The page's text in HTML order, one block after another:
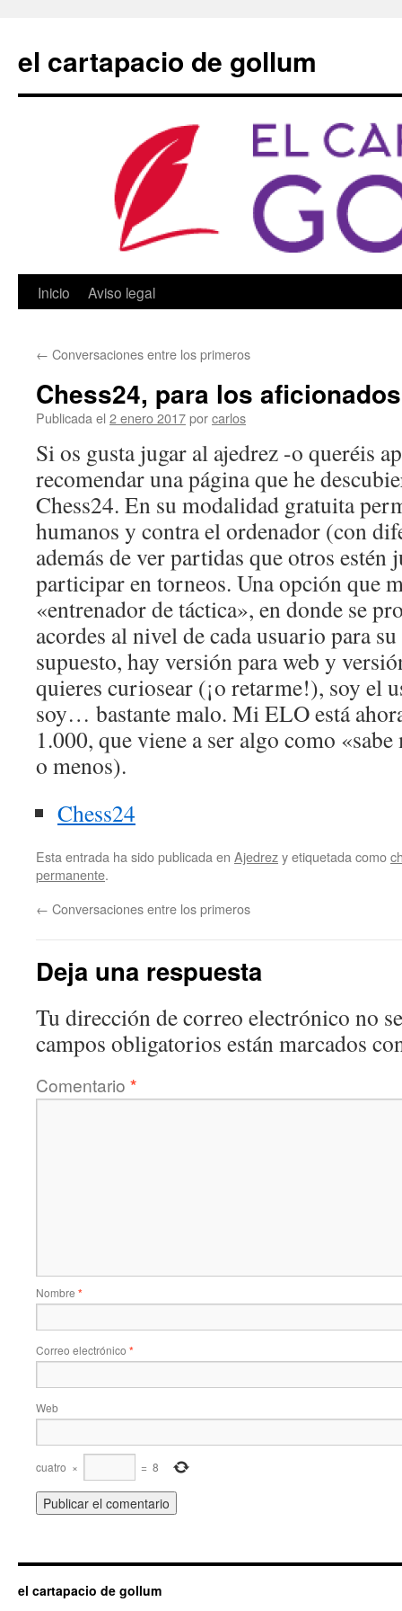
contenido
el cartapacio de gollum
Inicio Aviso legal
← Conversaciones entre los primeros
Chess24, para los
Publicada el 2 enero 2017porcarlos
Si os gusta jugar al ajedrez -o queréis
recomendar una página que he
Chess24. En su modalidad gratuita
humanos y contra el ordenador (con
además de ver partidas que otros estén
participar en torneos. Una opción que
«entrenador de táctica», en donde se
acordes al nivel de cada usuario para
supuesto, hay versión para web y
quieres curiosear (¡o retarme!), soy el
soy… bastante malo. Mi ELO está
1.000, que viene a ser algo como
o menos).
Chess24
Esta entrada ha sido publicada en Ajedrezy etiquetada como
permanente.
← Conversaciones entre los primeros
Deja una respuesta
Tu dirección de correo electrónico no
campos obligatorios están marcados
Comentario *
Nombre *
Correo electrónico *
Web
cuatro × = 8
el cartapacio de gollum